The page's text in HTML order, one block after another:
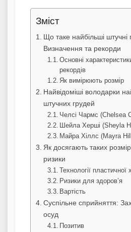
Зміст
Що таке найбільші штучні
Визначення та рекорди
Основні
рекордів
Як вимірюють розмір
Найвідоміші володарки
штучних грудей
Челсі Чармс (Chelsea
Шейла Херші (Sheyla
Майра Хіллс (Mayra
Як досягають таких
ризики
Технології пластичної
Ризики для здоров’я
Вартість
Суспільне сприйняття:
осуд
Позитив